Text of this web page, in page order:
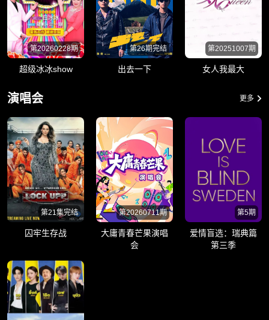
第20260228期
超级冰冰show
第26期完结
出去一下
第20251007期
女人我最大
演唱会 更多
第21集完结
囚牢生存战
第20260711期
大庸青春芒果演唱
会
第5期
爱情盲选：瑞典篇
第三季